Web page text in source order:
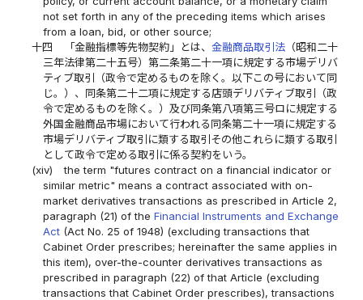
not set forth in any of the preceding items which arises
from a loan, bid, or other source;
十四
「金融指標等先物契約」とは、 金融商品取引法（昭和二十
三年法律第二十五号）第二条第二十一項に規定する市場デリバ
ティブ取引（政令で定めるものを除く。以下この号において同
じ。）、同条第二十二項に規定する店頭デリバティブ取引（政
令で定めるものを除く。）及び同条第八項第三号ロに規定する
外国金融商品市場において行われる同条第二十一項に規定する
市場デリバティブ取引に類する取引その他これらに類する取引
として政令で定める取引に係る契約をいう。
(xiv)
the term "futures contract on a financial indicator or
similar metric" means a contract associated with on-
market derivatives transactions as prescribed in Article 2,
paragraph (21) of the Financial Instruments and Exchange
Act(Act No. 25 of 1948) (excluding transactions that
Cabinet Order prescribes; hereinafter the same applies in
this item), over-the-counter derivatives transactions as
prescribed in paragraph (22) of that Article (excluding
transactions that Cabinet Order prescribes), transactions